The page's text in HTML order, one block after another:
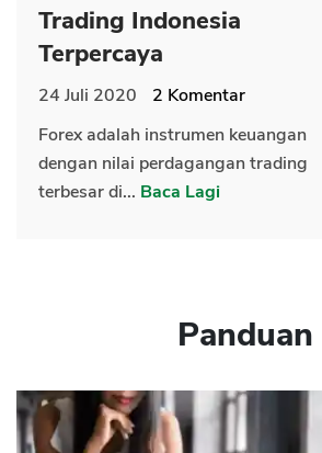
Trading Indonesia
Terpercaya
24 Juli 2020 2 Komentar
Forex adalah instrumen keuangan
dengan nilai perdagangan trading
terbesar di... Baca Lagi
Panduan